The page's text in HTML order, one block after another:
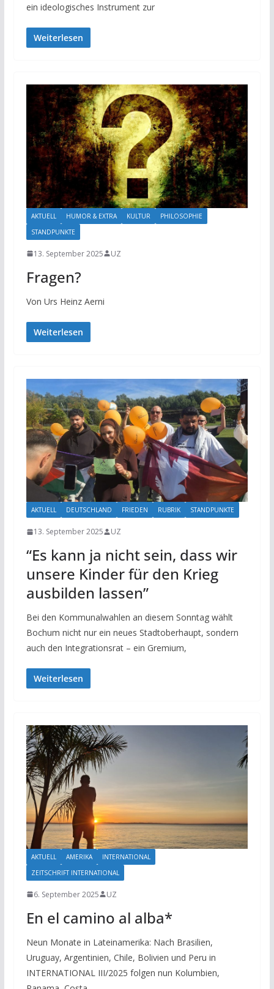
ein ideologisches Instrument zur
Weiterlesen
AKTUELL HUMOR & EXTRA KULTUR
PHILOSOPHIE
STANDPUNKTE
13. September 2025 UZ
Fragen?
Von Urs Heinz Aerni
Weiterlesen
AKTUELL DEUTSCHLAND FRIEDEN RUBRIK STANDPUNKTE
13. September 2025 UZ
“Es kann ja nicht sein, dass wir
unsere Kinder für den Krieg
ausbilden lassen”
Bei den Kommunalwahlen an diesem Sonntag wählt
Bochum nicht nur ein neues Stadtoberhaupt, sondern
auch den Integrationsrat – ein Gremium,
Weiterlesen
AKTUELL AMERIKA
INTERNATIONAL
ZEITSCHRIFT INTERNATIONAL
6. September 2025 UZ
En el camino al alba*
Neun Monate in Lateinamerika: Nach Brasilien,
Uruguay, Argentinien, Chile, Bolivien und Peru in
INTERNATIONAL III/2025 folgen nun Kolumbien,